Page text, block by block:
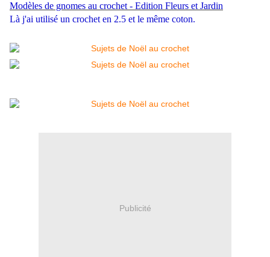
Modèles de gnomes au crochet - Edition Fleurs et Jardin
Là j'ai utilisé un crochet en 2.5 et le même coton.
Publicité